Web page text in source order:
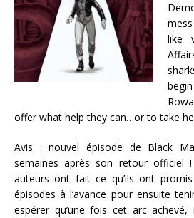
like
offer what help they can…or to take
Avis : nouvel épisode de Black
semaines après son retour officiel
auteurs ont fait ce qu’ils ont
épisodes à l’avance pour ensuite
espérer qu’une fois cet arc